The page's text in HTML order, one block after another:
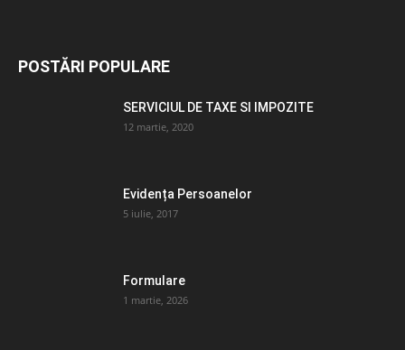
POSTĂRI POPULARE
SERVICIUL DE TAXE SI IMPOZITE
12 martie, 2020
Evidența Persoanelor
5 iulie, 2017
Formulare
1 martie, 2026